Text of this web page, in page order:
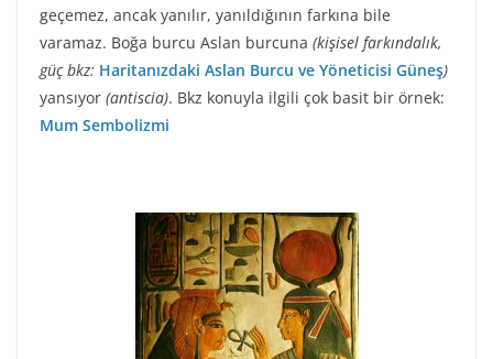
geçemez, ancak yanılır, yanıldığının farkına bile
varamaz. Boğa burcu Aslan burcuna (kişisel farkındalık,
güç bkz: Haritanızdaki Aslan Burcu ve Yöneticisi Güneş)
yansıyor (antiscia). Bkz konuyla ilgili çok basit bir örnek:
Mum Sembolizmi